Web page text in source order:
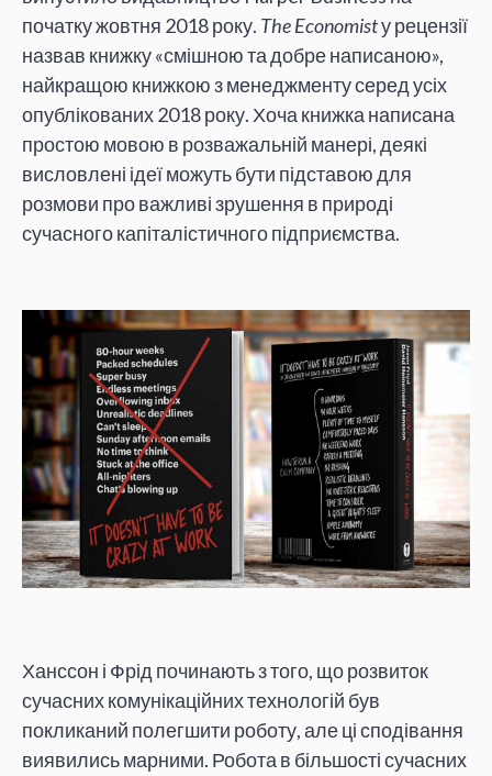
початку жовтня 2018 року. The Economistу рецензії
назвав книжку «смішною та добре написаною»,
найкращою книжкою з менеджменту серед усіх
опублікованих 2018 року. Хоча книжка написана
простою мовою в розважальній манері, деякі
висловлені ідеї можуть бути підставою для
розмови про важливі зрушення в природі
сучасного капіталістичного підприємства.
Ханссон і Фрід починають з того, що розвиток
сучасних комунікаційних технологій був
покликаний полегшити роботу, але ці сподівання
виявились марними. Робота в більшості сучасних